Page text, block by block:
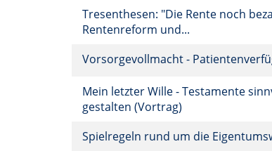
Tresenthesen: "Die Rente noch
Rentenreform und...
Vorsorgevollmacht -
Mein letzter Wille - Testamente
gestalten (Vortrag)
Spielregeln rund um die